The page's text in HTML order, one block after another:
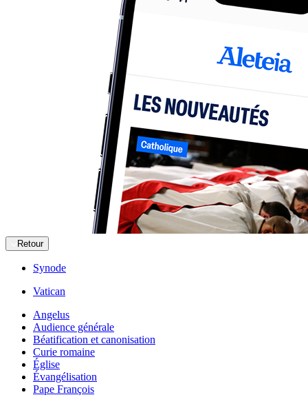
Retour
Synode
Vatican
Angelus
Audience générale
Béatification et canonisation
Curie romaine
Église
Évangélisation
Pape François